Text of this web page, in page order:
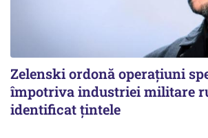
Zelenski ordonă operațiuni
împotriva industriei militare
identificat țintele